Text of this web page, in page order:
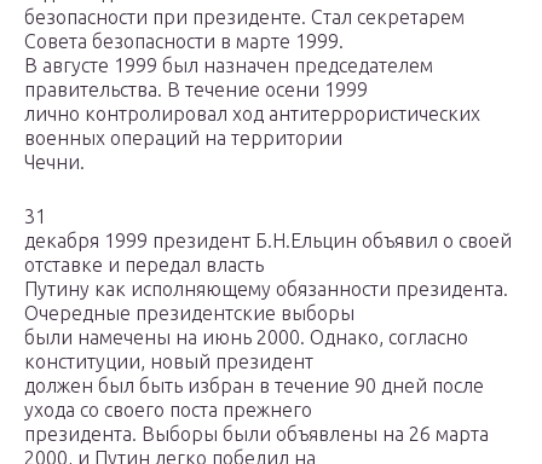
безопасности при президенте. Стал секретарем
Совета безопасности в марте 1999.
В августе 1999 был назначен председателем
правительства. В течение осени 1999
лично контролировал ход антитеррористических
военных операций на территории
Чечни.
31
декабря 1999 президент Б.Н.Ельцин объявил о своей
отставке и передал власть
Путину как исполняющему обязанности президента.
Очередные президентские выборы
были намечены на июнь 2000. Однако, согласно
конституции, новый президент
должен был быть избран в течение 90 дней после
ухода со своего поста прежнего
президента. Выборы были объявлены на 26 марта
2000, и Путин легко победил на